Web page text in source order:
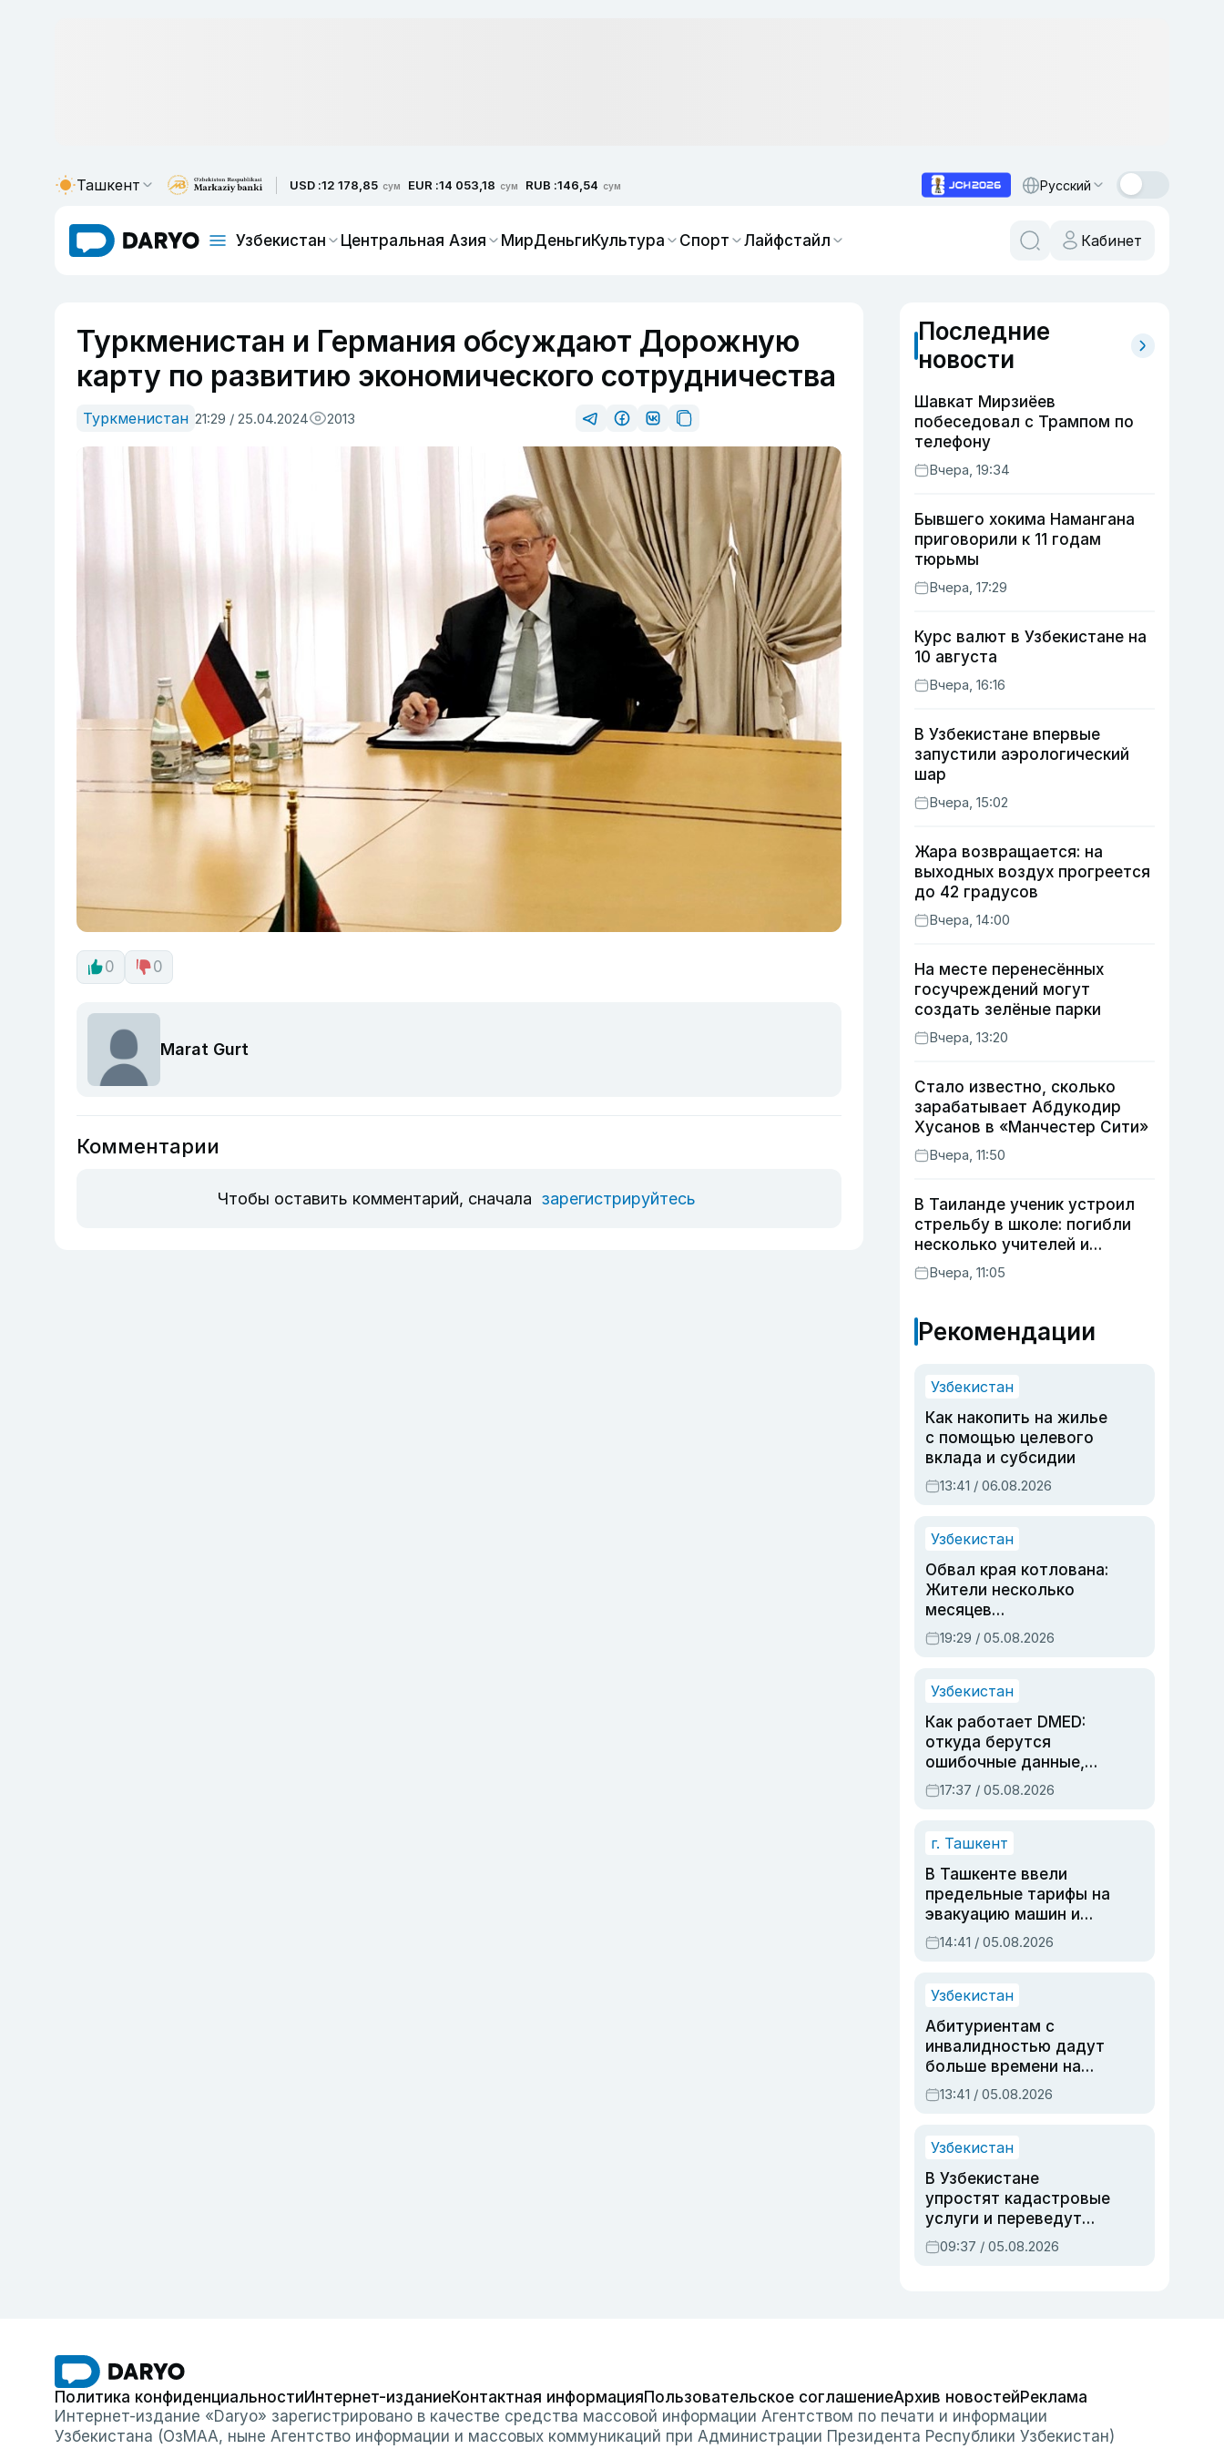
Ташкент USD :12 178,85 сум EUR :14 053,18 сум RUB :146,54 сум Русский
Узбекистан Центральная Азия МирДеньгиКультура Спорт Лайфстайл Кабинет
Туркменистан и Германия обсуждают Дорожную
карту по развитию экономического сотрудничества
Туркменистан 21:29 / 25.04.2024 2013
0 0
Marat Gurt
Комментарии
Чтобы оставить комментарий, сначала зарегистрируйтесь
Последние
новости
Шавкат Мирзиёев
побеседовал с Трампом по
телефону
Вчера, 19:34
Бывшего хокима Намангана
приговорили к 11 годам
тюрьмы
Вчера, 17:29
Курс валют в Узбекистане на
10 августа
Вчера, 16:16
В Узбекистане впервые
запустили аэрологический
шар
Вчера, 15:02
Жара возвращается: на
выходных воздух прогреется
до 42 градусов
Вчера, 14:00
На месте перенесённых
госучреждений могут
создать зелёные парки
Вчера, 13:20
Стало известно, сколько
зарабатывает Абдукодир
Хусанов в «Манчестер Сити»
Вчера, 11:50
В Таиланде ученик устроил
стрельбу в школе: погибли
несколько учителей и
учащихся
Вчера, 11:05
Рекомендации
Узбекистан
Как накопить на жилье
с помощью целевого
вклада и субсидии
13:41 / 06.08.2026
Узбекистан
Обвал края котлована:
Жители несколько
месяцев
предупреждали об
опасности, но стройка
19:29 / 05.08.2026
Узбекистан
Как работает DMED:
откуда берутся
ошибочные данные,
дубли аккаунтов и
очереди по онлайн-
17:37 / 05.08.2026
г. Ташкент
В Ташкенте ввели
предельные тарифы на
эвакуацию машин и
штрафстоянки
14:41 / 05.08.2026
Узбекистан
Абитуриентам с
инвалидностью дадут
больше времени на
вступительных
экзаменах
13:41 / 05.08.2026
Узбекистан
В Узбекистане
упростят кадастровые
услуги и переведут
регистрацию
недвижимости в
09:37 / 05.08.2026
Политика конфиденциальностиИнтернет-изданиеКонтактная информацияПользовательское соглашениеАрхив новостейРеклама
Интернет-издание «Daryo» зарегистрировано в качестве средства массовой информации Агентством по печати и информации
Узбекистана (ОзМАА, ныне Агентство информации и массовых коммуникаций при Администрации Президента Республики Узбекистан)